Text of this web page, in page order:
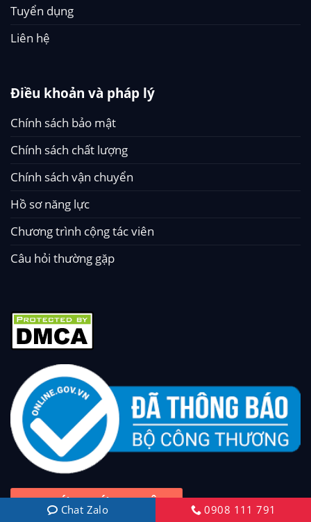
Tuyển dụng
Liên hệ
Điều khoản và pháp lý
Chính sách bảo mật
Chính sách chất lượng
Chính sách vận chuyển
Hồ sơ năng lực
Chương trình cộng tác viên
Câu hỏi thường gặp
TRA CỨU CHỨNG NHẬN
Chat Zalo 0908 111 791